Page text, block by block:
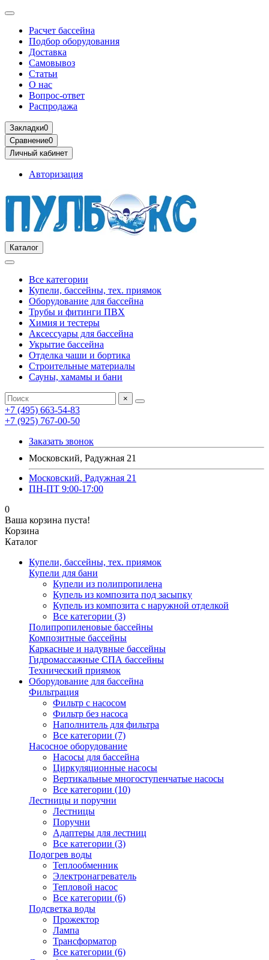
Расчет бассейна
Подбор оборудования
Доставка
Самовывоз
Статьи
О нас
Вопрос-ответ
Распродажа
Закладки0
Сравнение0
Личный кабинет
Авторизация
Каталог
Все категории
Купели, бассейны, тех. приямок
Оборудование для бассейна
Трубы и фитинги ПВХ
Химия и тестеры
Аксессуары для бассейна
Укрытие бассейна
Отделка чаши и бортика
Строительные материалы
Сауны, хамамы и бани
×
+7 (495) 663-54-83
+7 (925) 767-00-50
Заказать звонок
Московский, Радужная 21
Московский, Радужная 21
ПН-ПТ 9:00-17:00
0
Ваша корзина пуста!
Корзина
Каталог
Купели, бассейны, тех. приямок
Купели для бани
Купели из полипропилена
Купель из композита под засыпку
Купель из композита с наружной отделкой
Все категории (3)
Полипропиленовые бассейны
Композитные бассейны
Каркасные и надувные бассейны
Гидромассажные СПА бассейны
Технический приямок
Оборудование для бассейна
Фильтрация
Фильтр с насосом
Фильтр без насоса
Наполнитель для фильтра
Все категории (7)
Насосное оборудование
Насосы для бассейна
Циркуляционные насосы
Вертикальные многоступенчатые насосы
Все категории (10)
Лестницы и поручни
Лестницы
Поручни
Адаптеры для лестниц
Все категории (3)
Подогрев воды
Теплообменник
Электронагреватель
Тепловой насос
Все категории (6)
Подсветка воды
Прожектор
Лампа
Трансформатор
Все категории (6)